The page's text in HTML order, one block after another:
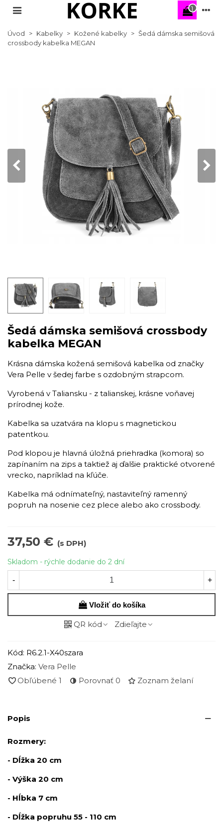
1
Úvod > Kabelky > Kožené kabelky > Šedá dámska semišová
crossbody kabelka MEGAN
Šedá dámska semišová crossbody
kabelka MEGAN
​Krásna dámska kožená semišová kabelka od značky
Vera Pelle v šedej farbe s ozdobným strapcom.
Vyrobená v Taliansku - z talianskej, krásne voňavej
prírodnej kože.
Kabelka sa uzatvára na klopu s magnetickou
patentkou.
Pod klopou je hlavná úložná priehradka (komora) so
zapínaním na zips a taktiež aj ďalšie praktické otvorené
vrecko, napríklad na kľúče.
Kabelka má odnímateľný, nastaviteľný ramenný
popruh na nosenie cez plece alebo ako crossbody.
37,50 € (s DPH)
Skladom - rýchle dodanie do 2 dní
- +
Vložiť do košíka
QR kód Zdieľajte
Kód: R6.2.1-X40szara
Značka: Vera Pelle
Obľúbené 1 Porovnať 0 Zoznam želaní
Popis
Rozmery:
- Dĺžka 20 cm
- Výška 20 cm
- Hĺbka 7 cm
- Dĺžka popruhu 55 - 110 cm